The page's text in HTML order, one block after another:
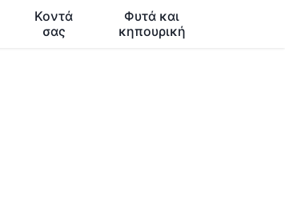
Κοντά
σας
Φυτά και
κηπουρική